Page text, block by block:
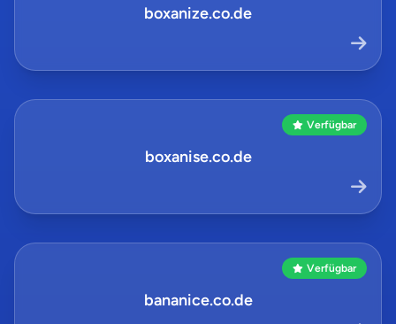
boxanize.co.de
Verfügbar
boxanise.co.de
Verfügbar
bananice.co.de